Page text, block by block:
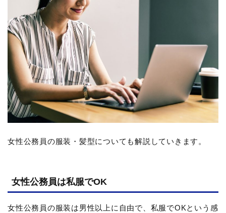
女性公務員の服装・髪型についても解説していきます。
女性公務員は私服でOK
女性公務員の服装は男性以上に自由で、私服でOKという感